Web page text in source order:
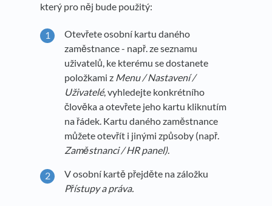
který pro něj bude použitý:
Otevřete osobní kartu daného
zaměstnance - např. ze seznamu
uživatelů, ke kterému se dostanete
položkami z Menu / Nastavení /
Uživatelé, vyhledejte konkrétního
člověka a otevřete jeho kartu kliknutím
na řádek. Kartu daného zaměstnance
můžete otevřít i jinými způsoby (např.
Zaměstnanci / HR panel).
V osobní kartě přejděte na záložku
Přístupy a práva.